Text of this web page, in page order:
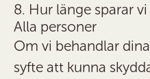
8. Hur länge sparar
Alla personer
Om vi ​​behandlar
syfte att kunna